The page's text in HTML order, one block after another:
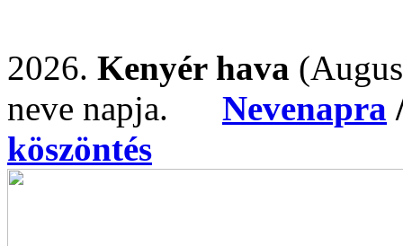
2026. Kenyér hava
neve napja. Nevenapra
köszöntés